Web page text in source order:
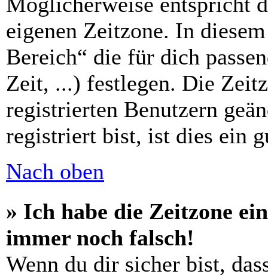
eigenen Zeitzone. In
Bereich“ die für dich
Zeit, ...) festlegen. Die
registrierten Benutzern
registriert bist, ist dies ein
Nach oben
» Ich habe die Zeitzone
immer noch falsch!
Wenn du dir sicher bist,